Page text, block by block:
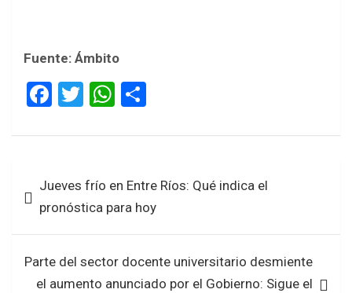
Fuente: Ámbito
F
ce
o
o
k
T
tt
W
at
A
p
p
ar
de
entradas
Jueves frío en Entre Ríos: Qué indica el
pronóstica para hoy
Parte del sector docente universitario desmiente
el aumento anunciado por el Gobierno: Sigue el